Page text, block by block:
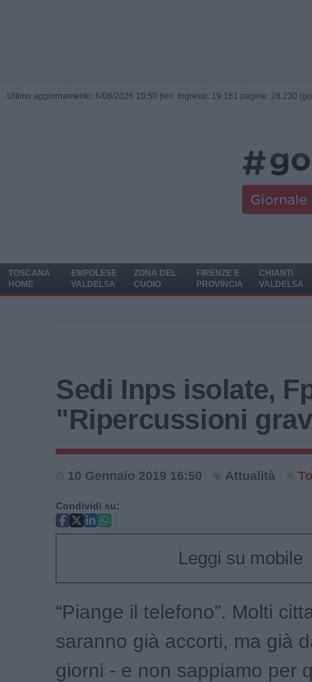
Ultimo aggiornamento: 6/08/2026 19:50 | ieri: Ingressi: 19.161 pagine: 28.230
TOSCANA
HOME
EMPOLESE
VALDELSA
ZONA DEL
CUOIO
FIRENZE E
PROVINCIA
CHIANTI
VALDELSA
Sedi Inps isolate,
"Ripercussioni
10 Gennaio 2019 16:50 Attualità
Condividi su:
Leggi su mobile
“Piange il telefono”. Molti
saranno già accorti, ma già
giorni - e non sappiamo per